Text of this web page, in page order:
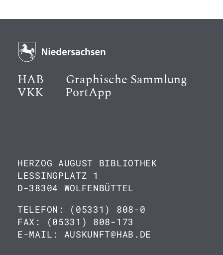
HAB Graphische Sammlung
VKK PortApp
HERZOG AUGUST BIBLIOTHEK
LESSINGPLATZ 1
D-38304 WOLFENBÜTTEL
TELEFON: (05331) 808-0
FAX: (05331) 808-173
E-MAIL: AUSKUNFT@HAB.DE